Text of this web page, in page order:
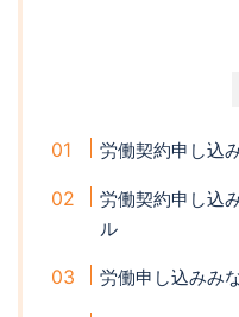
労働契約申し込
労働契約申し込
ル
労働申し込みみ